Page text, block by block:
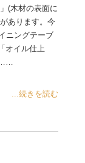
(木材の表面に
あります。今
ニングテーブ
オイル仕上
……
...続きを読む